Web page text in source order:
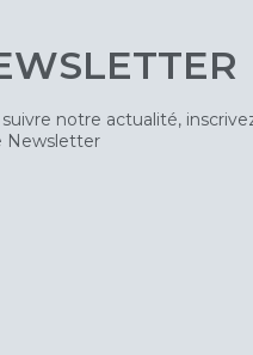
notre actualité,
Newsletter